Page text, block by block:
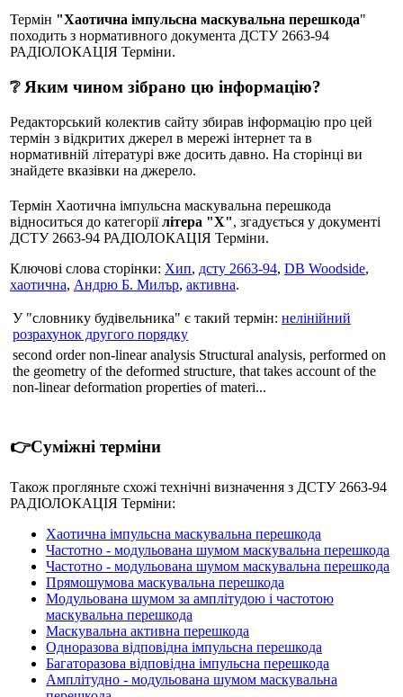
Термін "Хаотична імпульсна маскувальна перешкода"
походить з нормативного документа ДСТУ 2663-94
РАДІОЛОКАЦІЯ Терміни.
❔ Яким чином зібрано цю інформацію?
Редакторський колектив сайту збирав інформацію про цей
термін з відкритих джерел в мережі інтернет та в
нормативній літературі вже досить давно. На сторінці ви
знайдете вказівки на джерело.
Термін Хаотична імпульсна маскувальна перешкода
відноситься до категоріїлітера "Х", згадується у документі
ДСТУ 2663-94 РАДІОЛОКАЦІЯ Терміни.
Ключові слова сторінки: Хип, дсту 2663-94, DB Woodside,
хаотична, Андрю Б. Милър, активна.
У "словнику будівельника" є такий термін: нелінійний
розрахунок другого порядку
second order non-linear analysis Structural analysis, performed on
the geometry of the deformed structure, that takes account of the
non-linear deformation properties of materi...
👉Суміжні терміни
Також прогляньте схожі технічні визначення з ДСТУ 2663-94
РАДІОЛОКАЦІЯ Терміни:
Хаотична імпульсна маскувальна перешкода
Частотно - модульована шумом маскувальна перешкода
Частотно - модульована шумом маскувальна перешкода
Прямошумова маскувальна перешкода
Модульована шумом за амплітудою і частотою
маскувальна перешкода
Маскувальна активна перешкода
Одноразова відповідна імпульсна перешкода
Багаторазова відповідна імпульсна перешкода
Амплітудно - модульована шумом маскувальна